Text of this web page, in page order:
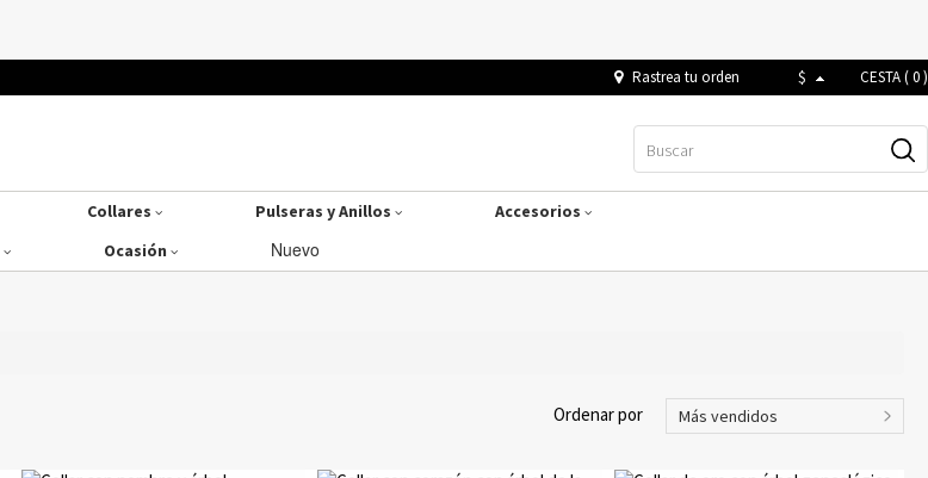
Rastrea tu orden $ CESTA (0)
Collares Pulseras y Anillos
Accesorios
Ocasión Nuevo
Ordenar por Más vendidos